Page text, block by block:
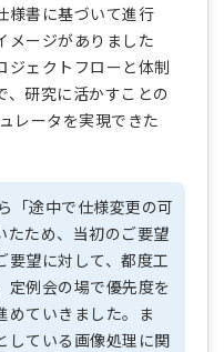
様書に基づいて進行
メージがありました
ジェクトフローと体制
、研究に活かすことの
レータを実現できた
「途中で仕様変更の可
たため、当初のご要望
要望に対して、都度工
定例会の場で優先度を
めていきました。ま
している画像処理に関